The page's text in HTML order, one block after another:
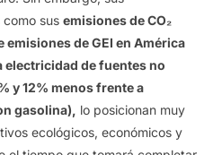
sus emisiones de CO₂
de GEI en América
electricidad de fuentes no
y 12% menos frente a
gasolina), lo posicionan muy
ecológicos, económicos y